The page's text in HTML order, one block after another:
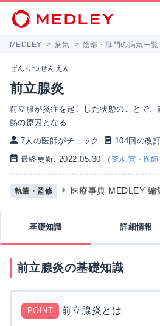
MEDLEY > 病気 > 陰部・肛門の病気一覧
ぜんりつせんえん
前立腺炎
前立腺が炎症を起こした状態のことで
熱の原因となる
7人の医師がチェック
104回の改
最終更新: 2022.05.30
（ 斎木 寛・医師
執筆・監修 医療事典 MEDLEY 編
基礎知識 詳細情報
前立腺炎の基礎知識
POINT 前立腺炎とは